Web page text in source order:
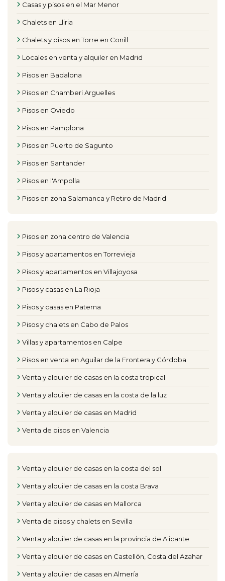
Casas y pisos en el Mar Menor
Chalets en Lliria
Chalets y pisos en Torre en Conill
Locales en venta y alquiler en Madrid
Pisos en Badalona
Pisos en Chamberi Arguelles
Pisos en Oviedo
Pisos en Pamplona
Pisos en Puerto de Sagunto
Pisos en Santander
Pisos en l'Ampolla
Pisos en zona Salamanca y Retiro de Madrid
Pisos en zona centro de Valencia
Pisos y apartamentos en Torrevieja
Pisos y apartamentos en Villajoyosa
Pisos y casas en La Rioja
Pisos y casas en Paterna
Pisos y chalets en Cabo de Palos
Villas y apartamentos en Calpe
Pisos en venta en Aguilar de la Frontera y Córdoba
Venta y alquiler de casas en la costa tropical
Venta y alquiler de casas en la costa de la luz
Venta y alquiler de casas en Madrid
Venta de pisos en Valencia
Venta y alquiler de casas en la costa del sol
Venta y alquiler de casas en la costa Brava
Venta y alquiler de casas en Mallorca
Venta de pisos y chalets en Sevilla
Venta y alquiler de casas en la provincia de Alicante
Venta y alquiler de casas en Castellón, Costa del Azahar
Venta y alquiler de casas en Almería